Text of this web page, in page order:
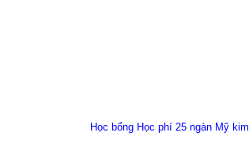
Học bổng Học phí 25 ngàn Mỹ kim